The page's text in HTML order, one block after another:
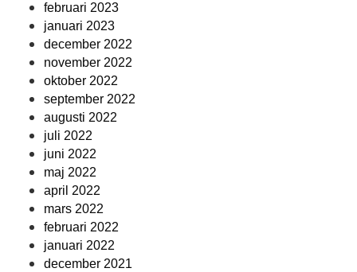
februari 2023
januari 2023
december 2022
november 2022
oktober 2022
september 2022
augusti 2022
juli 2022
juni 2022
maj 2022
april 2022
mars 2022
februari 2022
januari 2022
december 2021